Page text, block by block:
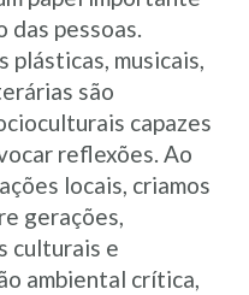
das pessoas.
plásticas, musicais,
são
capazes
reflexões. Ao
locais, criamos
gerações,
culturais e
ambiental crítica,